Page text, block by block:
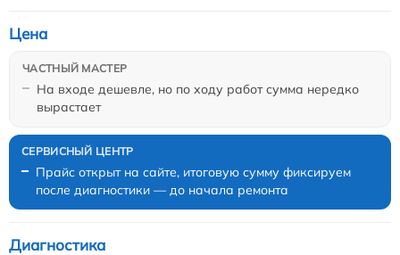
На входе дешевле, но по ходу работ сумма нередко
вырастает
Цена
Прайс открыт на сайте, итоговую сумму фиксируем
после диагностики — до начала ремонта
Диагностика